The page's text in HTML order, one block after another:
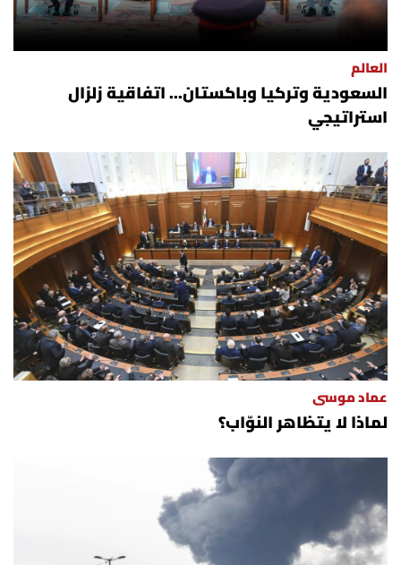
العالم
السعودية وتركيا وباكستان... اتفاقية زلزال
استراتيجي
عماد موسى
لماذا لا يتظاهر النوّاب؟